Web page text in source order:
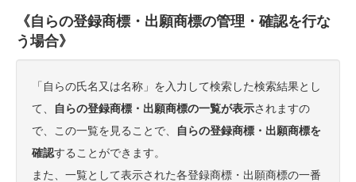
《自らの登録商標・出願商標の管理・確認を行な
う場合》
「自らの氏名又は名称」を入力して検索した検索結果とし
て、
自らの登録商標・出願商標の一覧が表示されますの
で、この一覧を見ることで、
自らの登録商標・出願商標を
確認することができます。
また、一覧として表示された各登録商標・出願商標の一番